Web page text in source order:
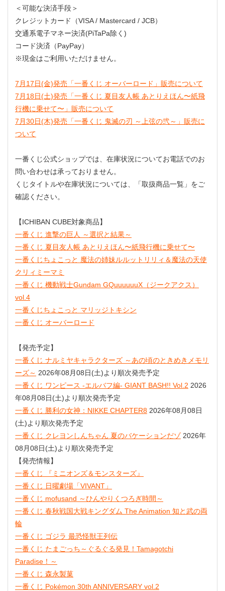
＜可能な決済手段＞
クレジットカード（VISA / Mastercard / JCB）
交通系電子マネー決済(PiTaPa除く)
コード決済（PayPay）
※現金はご利用いただけません。
7月17日(金)発売「一番くじ オーバーロード」販売について
7月18日(土)発売「一番くじ 夏目友人帳 あとりえほん〜紙飛
行機に乗せて〜」販売について
7月30日(木)発売「一番くじ 鬼滅の刃 ～上弦の弐～」販売に
ついて
一番くじ公式ショップでは、在庫状況についてお電話でのお
問い合わせは承っておりません。
くじタイトルや在庫状況については、「取扱商品一覧」をご
確認ください。
【ICHIBAN CUBE対象商品】
一番くじ 進撃の巨人 ～選択と結果～
一番くじ 夏目友人帳 あとりえほん〜紙飛行機に乗せて〜
一番くじちょこっと 魔法の姉妹ルルットリリィ＆魔法の天使
クリィミーマミ
一番くじ 機動戦士Gundam GQuuuuuuX（ジークアクス）
vol.4
一番くじちょこっと マリッジトキシン
一番くじ オーバーロード
【発売予定】
一番くじ ナルミヤキャラクターズ ～あの頃のときめきメモリ
ーズ～ 2026年08月08日(土)より順次発売予定
一番くじ ワンピース -エルバフ編- GIANT BASH!! Vol.2 2026
年08月08日(土)より順次発売予定
一番くじ 勝利の女神：NIKKE CHAPTER8 2026年08月08日
(土)より順次発売予定
一番くじ クレヨンしんちゃん 夏のバケーションだゾ2026年
08月08日(土)より順次発売予定
【発売情報】
一番くじ 『ミニオンズ＆モンスターズ』
一番くじ 日曜劇場「VIVANT」
一番くじ mofusand ～ひんやりくつろぎ時間～
一番くじ 春秋戦国大戦キングダム The Animation 知と武の両
輪
一番くじ ゴジラ 最恐怪獣王列伝
一番くじ たまごっち～ぐるぐる発見！Tamagotchi
Paradise！～
一番くじ 森永製菓
一番くじ Pokémon 30th ANNIVERSARY vol.2